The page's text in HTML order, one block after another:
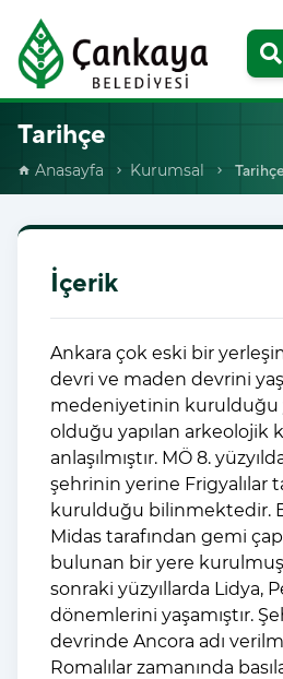
Tarihçe
home Anasayfa chevron_right Kurumsal chevron_right
İçerik
Ankara çok eski bir
devri ve maden devrini
medeniyetinin kurulduğu
olduğu yapılan arkeolojik
anlaşılmıştır. MÖ 8.
şehrinin yerine Frigyalılar
kurulduğu bilinmektedir.
Midas tarafından gemi
bulunan bir yere
sonraki yüzyıllarda Lidya,
dönemlerini yaşamıştır.
devrinde Ancora adı
Romalılar zamanında